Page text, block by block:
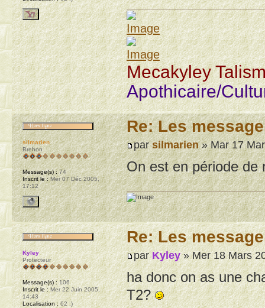
Mecakyley
Apothicaire/
Re: Les
parsilmarien» Mar 17
On est en période
silmarien
Brehon
Message(s) :74
Inscrit le :Mer 07 Déc 2005,
17:12
Re: Les
parKyley» Mer 18 Mars
ha donc on as une
T2?
Kyley
Protecteur
Message(s) :106
Inscrit le :Mer 22 Juin 2005,
14:43
Localisation :62 :)